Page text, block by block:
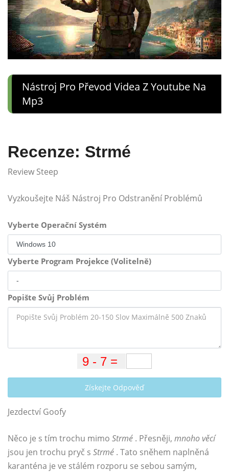
Nástroj Pro Převod Videa Z Youtube Na
Mp3
Recenze: Strmé
Review Steep
Vyzkoušejte Náš Nástroj Pro Odstranění Problémů
Vyberte Operační Systém
Vyberte Program Projekce (Volitelně)
Popište Svůj Problém
Získejte Odpověď
Jezdectví Goofy
Něco je s tím trochu mimo Strmé . Přesněji, mnoho věcí
jsou jen trochu pryč s Strmé . Tato sněhem naplněná
karanténa je ve stálém rozporu se sebou samým,